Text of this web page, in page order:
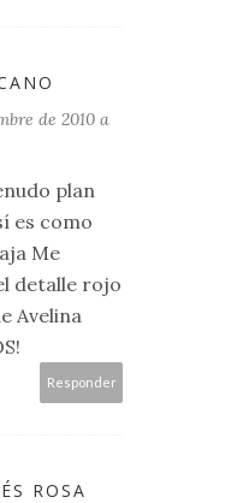
de 2010 a
plan
es como
Me
detalle rojo
Avelina
Responder
ROSA